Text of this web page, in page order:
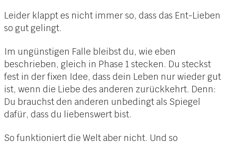
Leider klappt es nicht immer so, dass das Ent-Lieben
so gut gelingt.
Im ungünstigen Falle bleibst du, wie eben
beschrieben, gleich in Phase 1 stecken. Du steckst
fest in der fixen Idee, dass dein Leben nur wieder gut
ist, wenn die Liebe des anderen zurückkehrt. Denn:
Du brauchst den anderen unbedingt als Spiegel
dafür, dass du liebenswert bist.
So funktioniert die Welt aber nicht. Und so